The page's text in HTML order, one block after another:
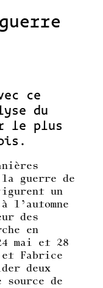
ce
du
le plus
guerre de
un
l’automne
des
en
mai et 28
Fabrice
deux
de